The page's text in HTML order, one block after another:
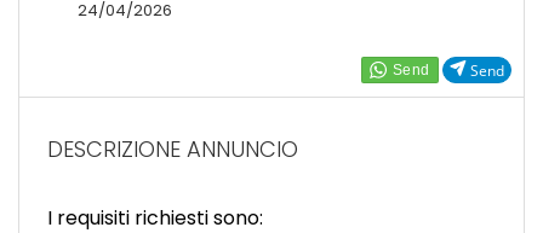
FR
Send
24/04/2026
DESCRIZIONE ANNUNCIO
I requisiti richiesti sono: